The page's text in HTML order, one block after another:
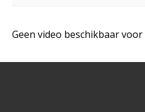
Geen video beschikbaar